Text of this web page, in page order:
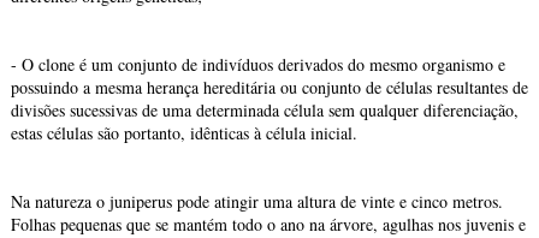
- O clone é um conjunto de indivíduos derivados do mesmo organismo e
possuindo a mesma herança hereditária ou conjunto de células resultantes de
divisões sucessivas de uma determinada célula sem qualquer diferenciação,
estas células são portanto, idênticas à célula inicial.
Na natureza o juniperus pode atingir uma altura de vinte e cinco metros.
Folhas pequenas que se mantém todo o ano na árvore, agulhas nos juvenis e